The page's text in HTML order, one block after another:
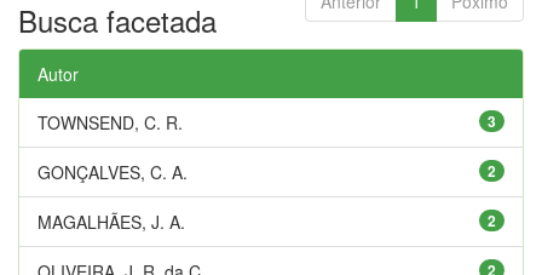
Busca facetada
Autor
3
TOWNSEND, C. R.
2
GONÇALVES, C. A.
2
MAGALHÃES, J. A.
2